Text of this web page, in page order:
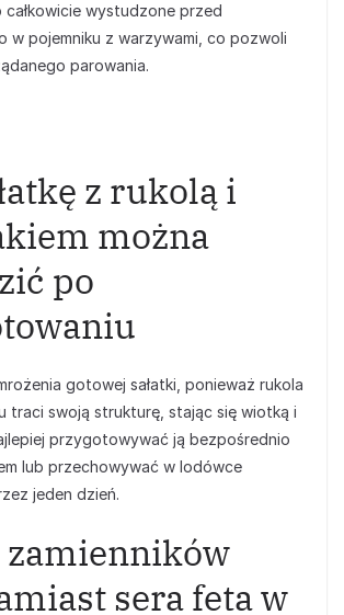
całkowicie wystudzone przed
w pojemniku z warzywami, co pozwoli
parowania.
z rukolą i
można
po
gotowej sałatki, ponieważ rukola
traci swoją strukturę, stając się wiotką i
przygotowywać ją bezpośrednio
lub przechowywać w lodówce
jeden dzień.
sera feta w